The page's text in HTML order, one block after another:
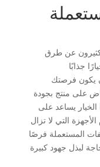
عن طرق
جذابًا
يكون فرصتك
على منتج بجودة
يساعد على
التي لا تزال
المستعملة فرصًا
لبذل جهود كبيرة